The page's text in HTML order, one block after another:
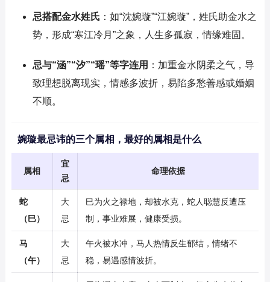
忌搭配金水姓氏 ：如“沈婉璇”“江婉璇”，姓氏助金水之
势，形成“寒江冷月”之象，人生多孤寂，情缘难固。
忌与“涵”“汐”“瑶”等字连用 ：加重金水阴柔之气，导
致理想脱离现实，情感多波折，易陷多愁善感或婚姻
不顺。
婉璇最忌讳的三个属相，最好的属相是什么
属相
宜
忌
命理依据
蛇
（巳）
大
忌
巳为火之禄地，却被水克，蛇人聪慧反遭压
制，事业难展，健康受损。
马
（午）
大
忌
午火被水冲，马人热情反生郁结，情绪不
稳，易遇感情波折。